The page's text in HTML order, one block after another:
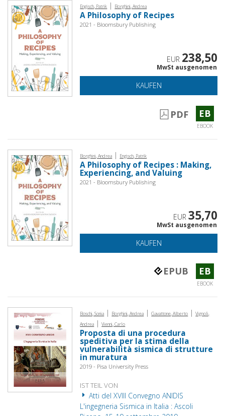
Engisch, Patrik | Borghini, Andrea
A Philosophy of Recipes
2021 - Bloomsbury Publishing
EUR 238,50
MwSt ausgenomen
KAUFEN
PDF EB
EBOOK
Borghini, Andrea | Engisch, Patrik
A Philosophy of Recipes : Making,
Experiencing, and Valuing
2021 - Bloomsbury Publishing
EUR 35,70
MwSt ausgenomen
KAUFEN
EPUB EB
EBOOK
Boschi, Sonia | Borghini, Andrea | Ciavattone, Alberto | Vignoli,
Andrea | Vienni, Carlo
Proposta di una procedura
speditiva per la stima della
vulnerabilità sismica di strutture
in muratura
2019 - Pisa University Press
IST TEIL VON
Atti del XVIII Convegno ANIDIS
L'ingegneria Sismica in Italia : Ascoli